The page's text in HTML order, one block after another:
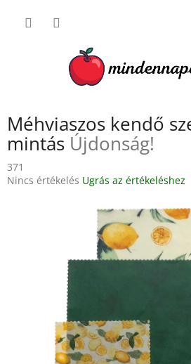
Méhviaszos kendő
mintás Újdonság!
371
A
Nincs értékelés Ugrás az értékeléshez